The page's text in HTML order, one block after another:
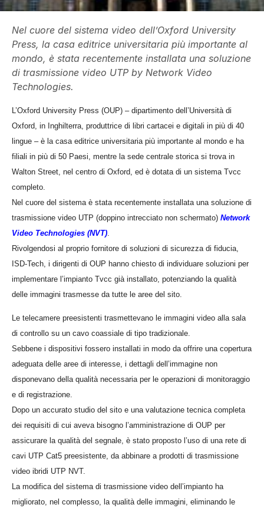
Nel cuore del sistema video dell’Oxford University
Press, la casa editrice universitaria più importante al
mondo, è stata recentemente installata una soluzione
di trasmissione video UTP by Network Video
Technologies.
L’Oxford University Press (OUP) – dipartimento dell’Università di
Oxford, in Inghilterra, produttrice di libri cartacei e digitali in più di 40
lingue – è la casa editrice universitaria più importante al mondo e ha
filiali in più di 50 Paesi, mentre la sede centrale storica si trova in
Walton Street, nel centro di Oxford, ed è dotata di un sistema Tvcc
completo.
Nel cuore del sistema è stata recentemente installata una soluzione di
trasmissione video UTP (doppino intrecciato non schermato) Network
Video Technologies (NVT)
Rivolgendosi al proprio fornitore di soluzioni di sicurezza di fiducia,
ISD-Tech, i dirigenti di OUP hanno chiesto di individuare soluzioni per
implementare l’impianto Tvcc già installato, potenziando la qualità
delle immagini trasmesse da tutte le aree del sito.
Le telecamere preesistenti trasmettevano le immagini video alla sala
di controllo su un cavo coassiale di tipo tradizionale.
Sebbene i dispositivi fossero installati in modo da offrire una copertura
adeguata delle aree di interesse, i dettagli dell’immagine non
disponevano della qualità necessaria per le operazioni di monitoraggio
e di registrazione.
Dopo un accurato studio del sito e una valutazione tecnica completa
dei requisiti di cui aveva bisogno l’amministrazione di OUP per
assicurare la qualità del segnale, è stato proposto l’uso di una rete di
cavi UTP Cat5 preesistente, da abbinare a prodotti di trasmissione
video ibridi UTP NVT.
La modifica del sistema di trasmissione video dell’impianto ha
migliorato, nel complesso, la qualità delle immagini, eliminando le